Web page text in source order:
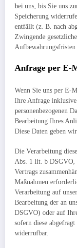
bei uns, bis Sie uns
Speicherung
entfällt (z. B. nach
Zwingende
Anfrage per E-
Wenn Sie uns per E-
Ihre Anfrage
personenbezogenen
Bearbeitung Ihres
Diese Daten geben
Die Verarbeitung
Abs. 1 lit. b DSGVO,
Vertrags
Maßnahmen
Verarbeitung auf
Bearbeitung der an
DSGVO) oder auf
sofern diese
widerrufbar.